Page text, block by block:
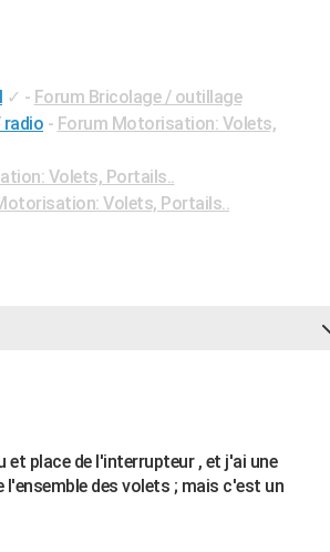
✓ - Forum Bricolage / outillage
radio - Forum Motorisation: Volets,
Volets, Portails..
Volets, Portails..
et place de l'interrupteur , et j'ai une
des volets ; mais c'est un